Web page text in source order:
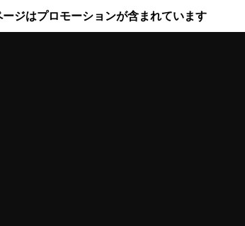
ジはプロモーションが含まれています